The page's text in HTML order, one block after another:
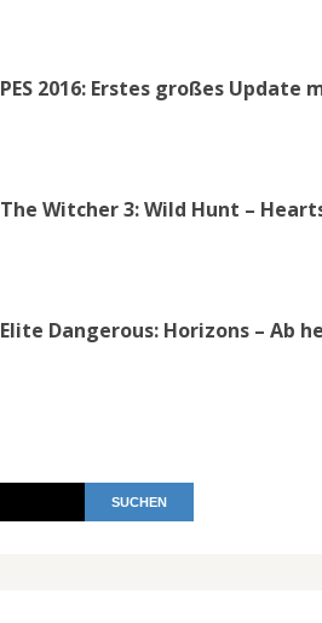
PES 2016: Erstes großes
The Witcher 3: Wild Hunt –
Elite Dangerous: Horizons – Ab